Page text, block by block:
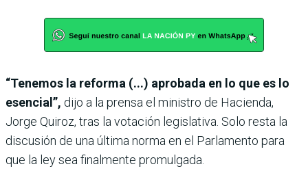
“Tenemos la reforma (...) aprobada en lo que es lo
esencial”, dijo a la prensa el ministro de Hacienda,
Jorge Quiroz, tras la votación legislativa. Solo resta la
discusión de una última norma en el Parlamento para
que la ley sea finalmente promulgada.